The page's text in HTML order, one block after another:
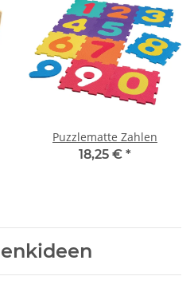
Puzzlematte Zahlen
18,25 € *